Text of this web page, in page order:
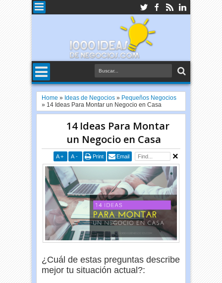
Home » Ideas de Negocios » Pequeños Negocios
» 14 Ideas Para Montar un Negocio en Casa
14 Ideas Para Montar
un Negocio en Casa
A + A - Print Email
¿Cuál de estas preguntas describe
mejor tu situación actual?: